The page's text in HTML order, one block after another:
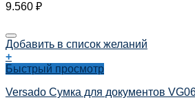
9.560 ₽
Добавить в список желаний
+
Быстрый просмотр
Versado Сумка для документов